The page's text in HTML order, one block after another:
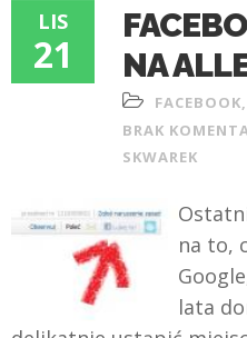
LIS
21
NA
FACEBOOK,
BRAK
SKWAREK
na to,
lata